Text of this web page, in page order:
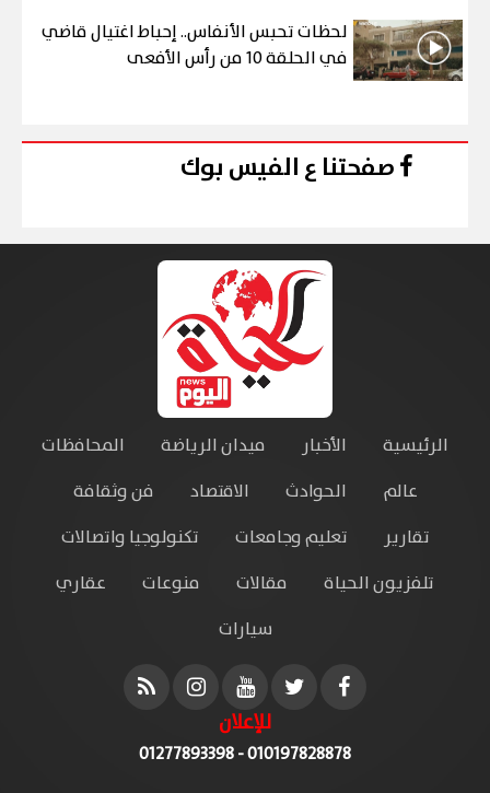
لحظات تحبس الأنفاس.. إحباط اغتيال قاضي
في الحلقة 10 من رأس الأفعى
صفحتنا ع الفيس بوك
الرئيسية الأخبار ميدان الرياضة
المحافظات
عالم
الحوادث الاقتصاد
فن وثقافة
تقارير
تعليم وجامعات
تكنولوجيا واتصالات
تلفزيون الحياة
مقالات منوعات
عقاري
سيارات
للإعلان
010197828878 - 01277893398